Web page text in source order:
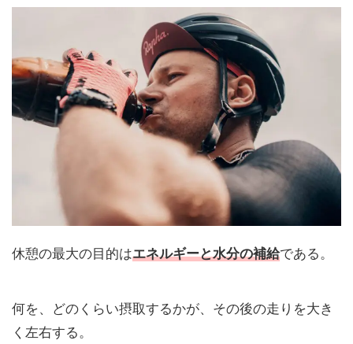
休憩の最大の目的はエネルギーと水分の補給である。
何を、どのくらい摂取するかが、その後の走りを大き
く左右する。